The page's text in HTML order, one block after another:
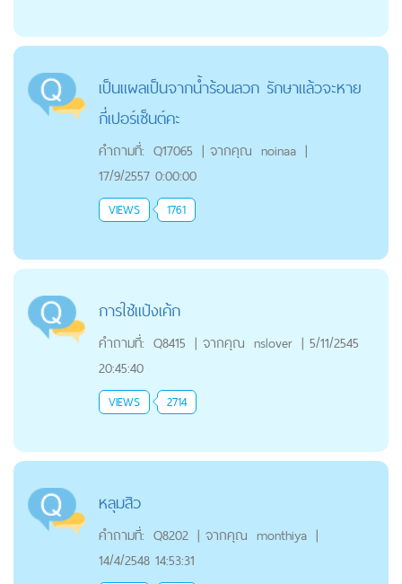
เป็นแผลเป็นจากน้ำร้อนลวก รักษาแล้วจะหาย
กี่เปอร์เซ็นต์คะ
คำถามที่: Q17065 | จากคุณ noinaa |
17/9/2557 0:00:00
VIEWS 1761
การใช้แป้งเค้ก
คำถามที่: Q8415 | จากคุณ nslover | 5/11/2545
20:45:40
VIEWS 2714
หลุมสิว
คำถามที่: Q8202 | จากคุณ monthiya |
14/4/2548 14:53:31